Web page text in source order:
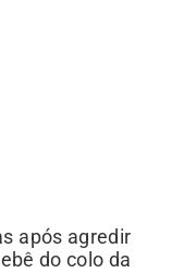
após agredir
do colo da